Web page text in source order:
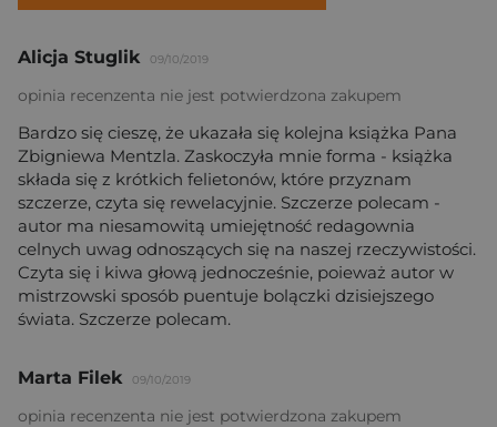
Alicja Stuglik 09/10/2019
opinia recenzenta nie jest potwierdzona zakupem
Bardzo się cieszę, że ukazała się kolejna książka Pana
Zbigniewa Mentzla. Zaskoczyła mnie forma - książka
składa się z krótkich felietonów, które przyznam
szczerze, czyta się rewelacyjnie. Szczerze polecam -
autor ma niesamowitą umiejętność redagownia
celnych uwag odnoszących się na naszej rzeczywistości.
Czyta się i kiwa głową jednocześnie, poieważ autor w
mistrzowski sposób puentuje bolączki dzisiejszego
świata. Szczerze polecam.
Marta Filek 09/10/2019
opinia recenzenta nie jest potwierdzona zakupem